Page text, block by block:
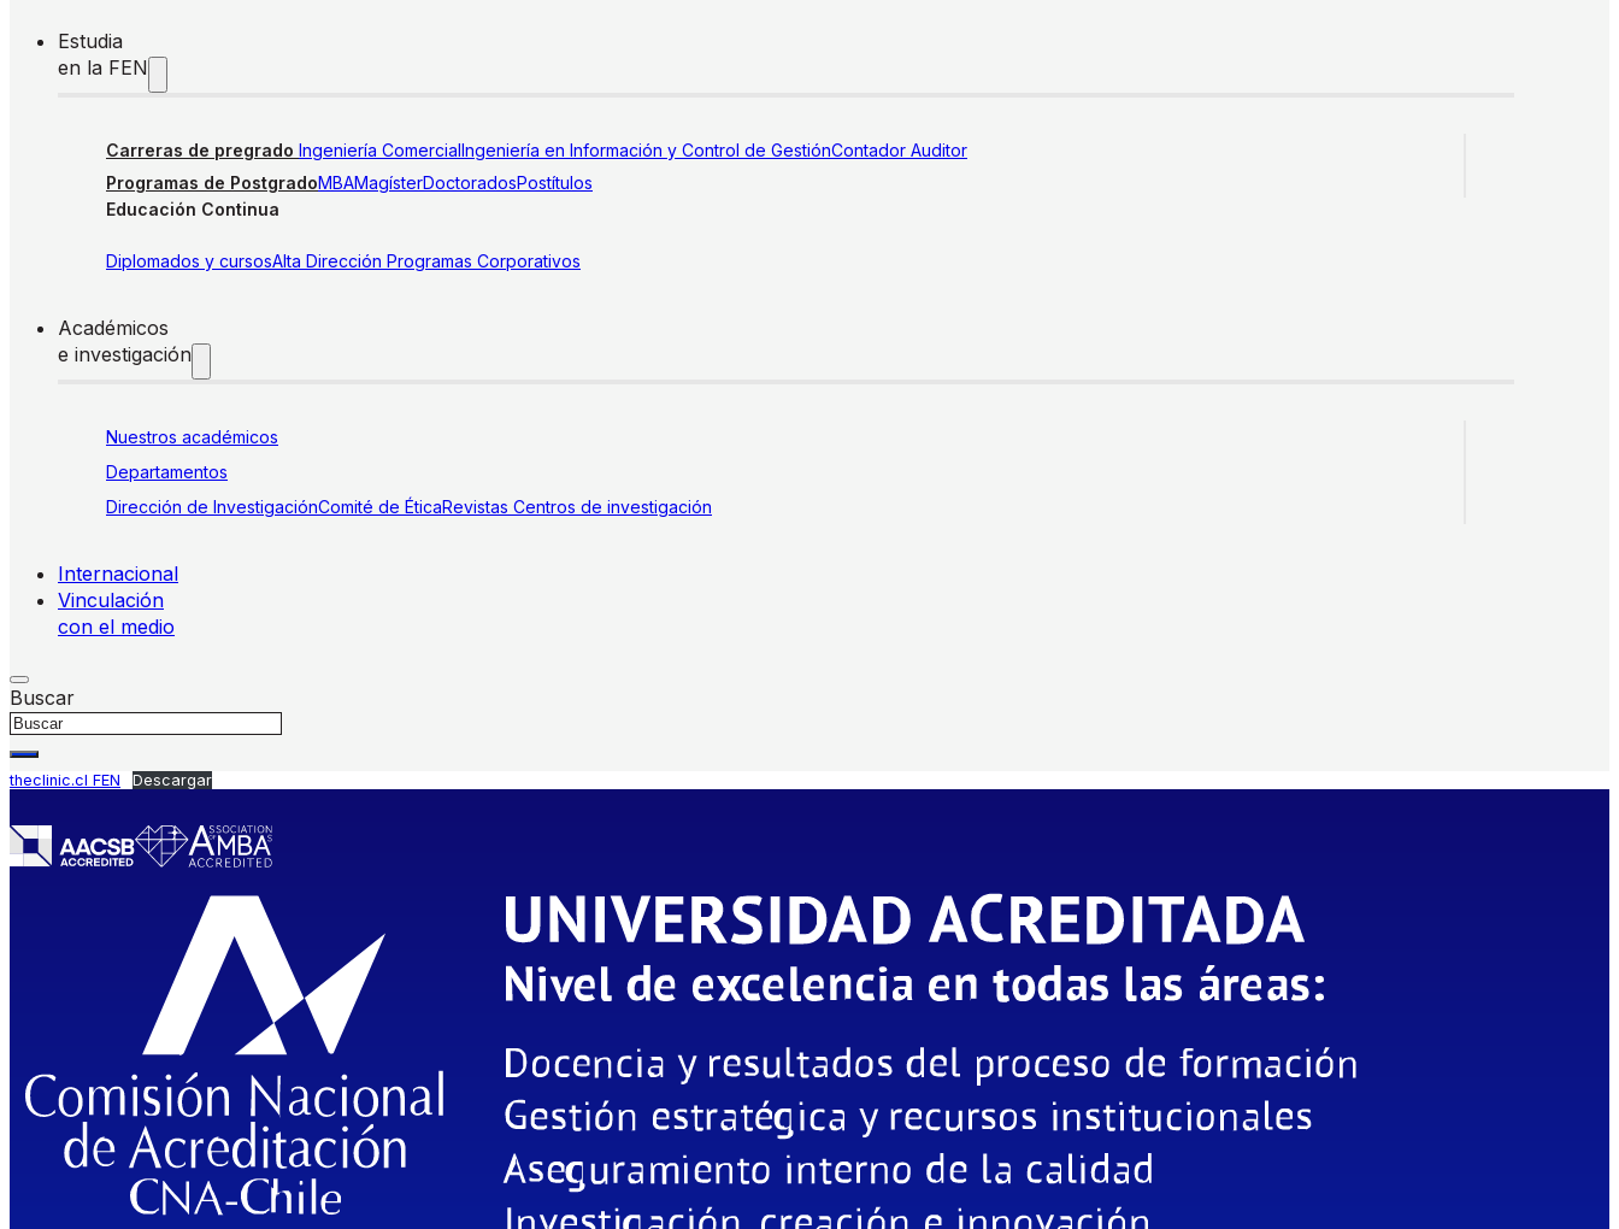
Estudia
en la FEN
Carreras de pregrado Ingeniería ComercialIngeniería en Información y Control de GestiónContador Auditor
Programas de PostgradoMBAMagísterDoctoradosPostítulos
Educación Continua
Diplomados y cursosAlta Dirección Programas Corporativos
Académicos
e investigación
Nuestros académicos
Departamentos
Dirección de InvestigaciónComité de ÉticaRevistas Centros de investigación
Internacional
Vinculación
con el medio
Buscar
theclinic.cl FEN Descargar